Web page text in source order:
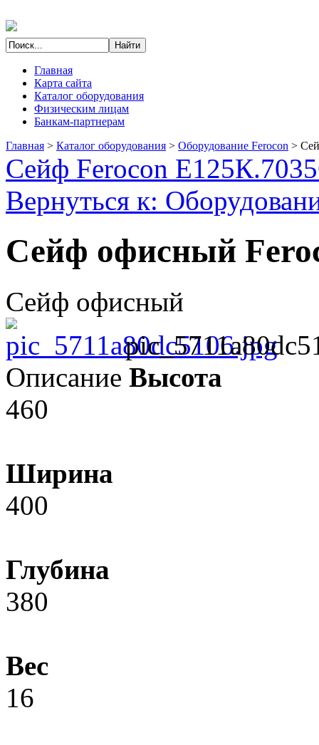
Главная
Карта сайта
Каталог оборудования
Физическим лицам
Банкам-партнерам
Главная > Каталог оборудования > Оборудование Ferocon >
Сейф Ferocon Е125К.7035
Вернуться к:
Сейф офисный
Сейф офисный
Описание Высота
460
Ширина
400
Глубина
380
Вес
16